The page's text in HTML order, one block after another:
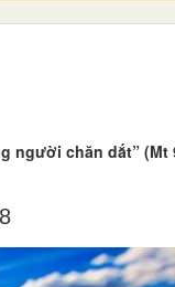
chăn dắt” (Mt